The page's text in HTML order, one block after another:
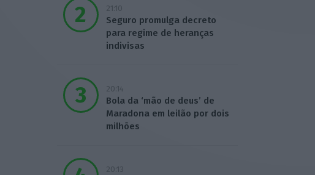
21:10
Seguro promulga decreto
para regime de heranças
indivisas
20:14
Bola da ‘mão de deus’ de
Maradona em leilão por dois
milhões
20:13